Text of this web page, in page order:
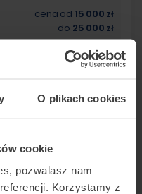
O plikach cookies
cookie
pozwalasz nam
Korzystamy z
cena od 15 000 zł
do 25 000 zł
się różni od innych
otyłości?
żołądka